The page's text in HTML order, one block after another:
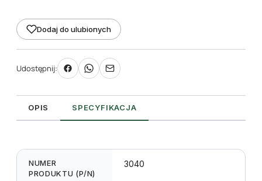
70
x
99
mm
(2250szt.)
Dodaj do ulubionych
Udostępnij:
OPIS SPECYFIKACJA
NUMER
PRODUKTU (P/N)
3040